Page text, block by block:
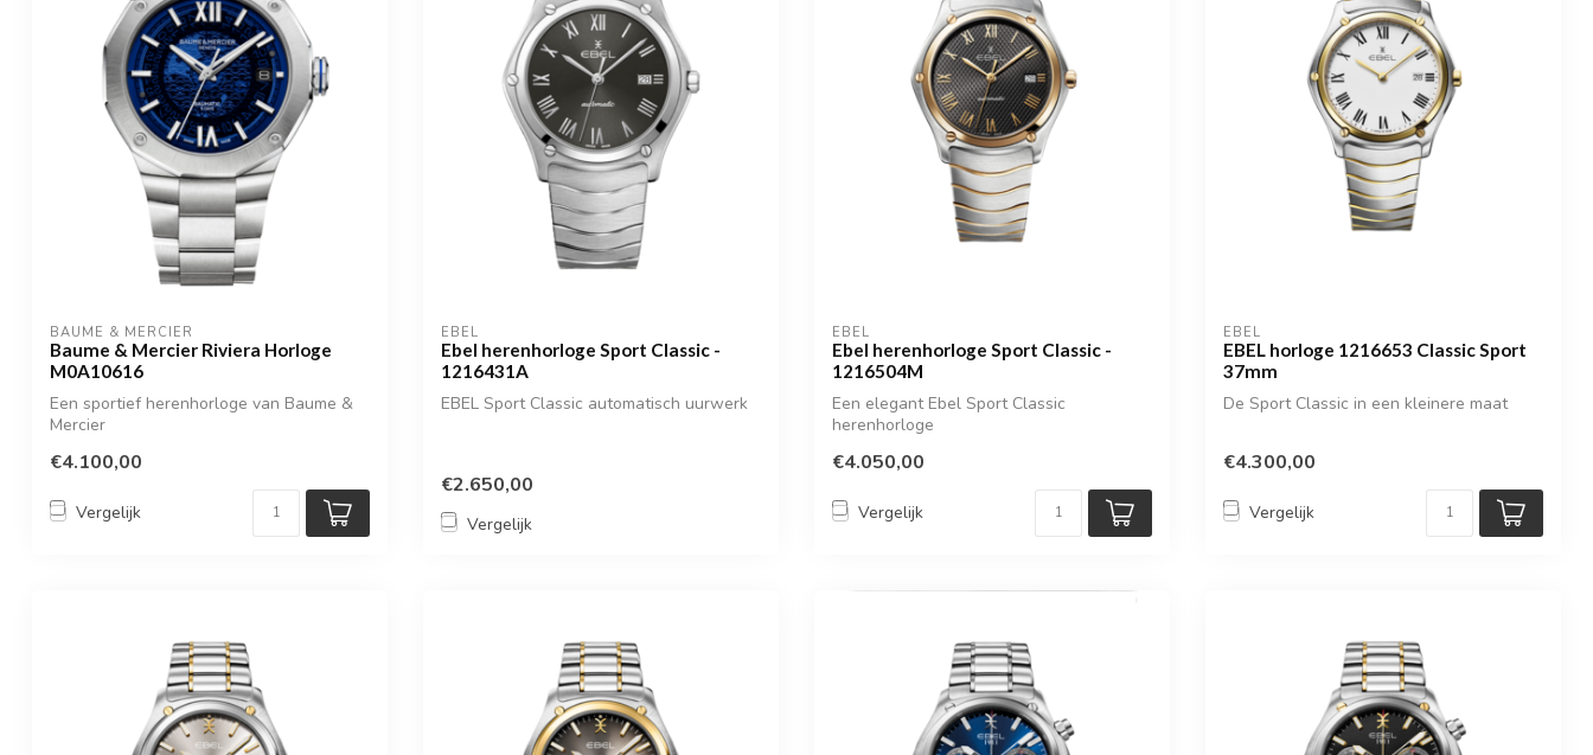
BAUME & MERCIER
Baume & Mercier Riviera Horloge
M0A10616
Een sportief herenhorloge van Baume &
Mercier
€4.100,00
Vergelijk
EBEL
Ebel herenhorloge Sport Classic -
1216431A
EBEL Sport Classic automatisch uurwerk
€2.650,00
Vergelijk
EBEL
Ebel herenhorloge Sport Classic -
1216504M
Een elegant Ebel Sport Classic
herenhorloge
€4.050,00
Vergelijk
EBEL
EBEL horloge 1216653 Classic Sport
37mm
De Sport Classic in een kleinere maat
€4.300,00
Vergelijk